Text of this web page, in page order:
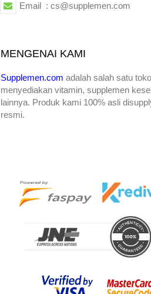
Email : cs@supplemen.com
MENGENAI KAMI
Supplemen.com adalah salah satu
menyediakan vitamin, supplemen
lainnya. Produk kami 100% asli
resmi.